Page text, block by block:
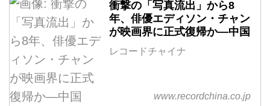
衝撃の「写真流出」から8
年、俳優エディソン・チャン
が映画界に正式復帰か―中国
レコードチャイナ
www.recordchina.co.jp